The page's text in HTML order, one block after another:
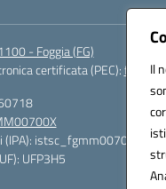
Il
- Foggia (FG)
certificata (PEC):
istsc_fgmm00700x
UFP3H5